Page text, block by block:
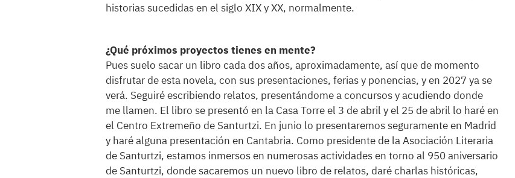
historias sucedidas en el siglo XIX y XX, normalmente.
¿Qué próximos proyectos tienes en mente?
Pues suelo sacar un libro cada dos años, aproximadamente, así que de momento
disfrutar de esta novela, con sus presentaciones, ferias y ponencias, y en 2027 ya se
verá. Seguiré escribiendo relatos, presentándome a concursos y acudiendo donde
me llamen. El libro se presentó en la Casa Torre el 3 de abril y el 25 de abril lo haré en
el Centro Extremeño de Santurtzi. En junio lo presentaremos seguramente en Madrid
y haré alguna presentación en Cantabria. Como presidente de la Asociación Literaria
de Santurtzi, estamos inmersos en numerosas actividades en torno al 950 aniversario
de Santurtzi, donde sacaremos un nuevo libro de relatos, daré charlas históricas,